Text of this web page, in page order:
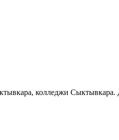
колледжи